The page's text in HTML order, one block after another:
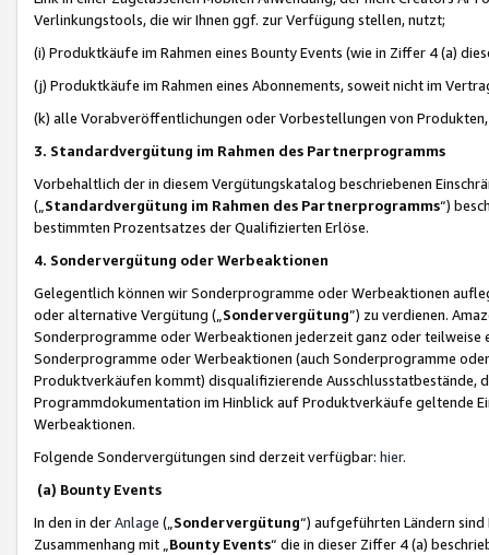
Verlinkungstools, die wir Ihnen ggf. zur Verfügung stellen, nutzt;
(i) Produktkäufe im Rahmen eines Bounty Events (wie in Ziffer 4 (a)
(j) Produktkäufe im Rahmen eines Abonnements, soweit nicht im
(k) alle Vorabveröffentlichungen oder Vorbestellungen von
3. Standardvergütung im Rahmen des Partnerprogramms
Vorbehaltlich der in diesem Vergütungskatalog beschriebenen
(„ Standardvergütung im Rahmen des Partnerprogramms“)
bestimmten Prozentsatzes der Qualifizierten Erlöse.
4. Sondervergütung oder Werbeaktionen
Gelegentlich können wir Sonderprogramme oder Werbeaktionen
oder alternative Vergütung („ Sondervergütung”) zu verdienen.
Sonderprogramme oder Werbeaktionen jederzeit ganz oder
Sonderprogramme oder Werbeaktionen (auch Sonderprogramme
Produktverkäufen kommt) disqualifizierende Ausschlusstatbestände,
Programmdokumentation im Hinblick auf Produktverkäufe geltende
Werbeaktionen.
Folgende Sondervergütungen sind derzeit verfügbar: hier.
(a) Bounty Events
In den in derAnlage („ Sondervergütung“) aufgeführten Ländern
Zusammenhang mit „ Bounty Events“ die in dieser Ziffer 4 (a)